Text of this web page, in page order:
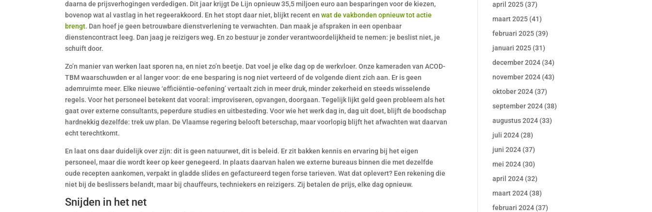
daarna de prijsverhogingen verdedigen. Dit jaar krijgt De Lijn opnieuw 35,5 miljoen euro aan besparingen voor de kiezen,
bovenop wat al vastlag in het regeerakkoord. En het stopt daar niet, blijkt recent enwat de vakbonden opnieuw tot actie
brengt. Dan hoef je geen betrouwbare dienstverlening te verwachten. Dan maak je afspraken in een openbaar
dienstencontract leeg. Dan jaag je reizigers weg. En zo bestuur je zonder verantwoordelijkheid te nemen: je beslist niet, je
schuift door.
Zo’n manier van werken laat sporen na, en niet zo’n beetje. Dat voel je elke dag op de werkvloer. Onze kameraden van ACOD-
TBM waarschuwden er al langer voor: de ene besparing is nog niet verteerd of de volgende dient zich aan. Er is geen
ademruimte meer. Elke nieuwe ‘efficiëntie-oefening’ vertaalt zich in meer druk, minder zekerheid en steeds wisselende
regels. Voor het personeel betekent dat vooral: improviseren, opvangen, doorgaan. Tegelijk lijkt geld geen probleem als het
gaat over externe consultants, peperdure studies en uitbesteding. Voor wie het werk dag in, dag uit doet, blijft de boodschap
hardnekkig dezelfde: trek uw plan. De Vlaamse regering belooft beterschap, maar voorlopig blijft het afwachten wat daarvan
echt terechtkomt.
En laat ons daar duidelijk over zijn: dit is geen natuurwet, dit is beleid. Er zit bakken kennis en ervaring bij het eigen
personeel, maar die wordt keer op keer genegeerd. In plaats daarvan halen we externe bureaus binnen die met dezelfde
oude recepten aankomen, verpakt in gladde slides en gefactureerd tegen forse tarieven. Wat dat oplevert? Een rekening die
niet bij de beslissers belandt, maar bij chauffeurs, techniekers en reizigers. Zij betalen de prijs, elke dag opnieuw.
Snijden in het net
april 2025 (37)
maart 2025 (41)
februari 2025 (39)
januari 2025 (31)
december 2024 (34)
november 2024 (43)
oktober 2024 (37)
september 2024 (38)
augustus 2024 (33)
juli 2024 (28)
juni 2024 (37)
mei 2024 (30)
april 2024 (32)
maart 2024 (38)
februari 2024 (37)